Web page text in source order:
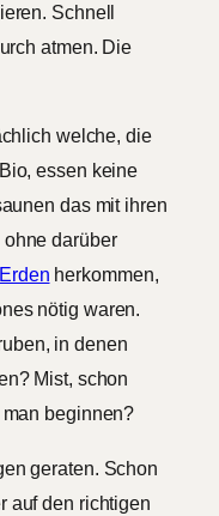
Schnell
atmen. Die
welche, die
essen keine
das mit ihren
darüber
herkommen,
nötig waren.
in denen
Mist, schon
beginnen?
geraten. Schon
auf den richtigen